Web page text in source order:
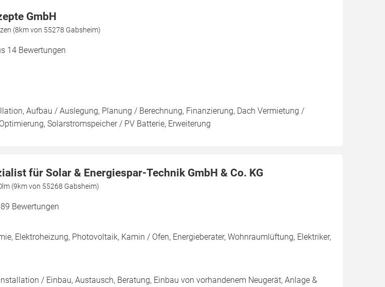
GmbH
(8km von 55278 Gabsheim)
14 Bewertungen
Aufbau / Auslegung, Planung / Berechnung, Finanzierung, Dach Vermietung /
Solarstromspeicher / PV Batterie, Erweiterung
für Solar & Energiespar-Technik GmbH & Co. KG
(9km von 55268 Gabsheim)
Bewertungen
Elektroheizung, Photovoltaik, Kamin / Ofen, Energieberater, Wohnraumlüftung, Elektriker,
/ Einbau, Austausch, Beratung, Einbau von vorhandenem Neugerät, Anlage &